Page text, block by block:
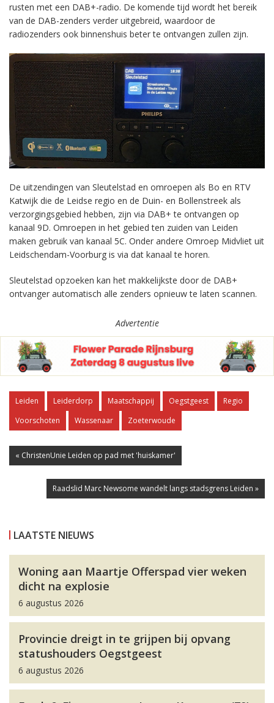
rusten met een DAB+-radio. De komende tijd wordt het bereik
van de DAB-zenders verder uitgebreid, waardoor de
radiozenders ook binnenshuis beter te ontvangen zullen zijn.
De uitzendingen van Sleutelstad en omroepen als Bo en RTV
Katwijk die de Leidse regio en de Duin- en Bollenstreek als
verzorgingsgebied hebben, zijn via DAB+ te ontvangen op
kanaal 9D. Omroepen in het gebied ten zuiden van Leiden
maken gebruik van kanaal 5C. Onder andere Omroep Midvliet uit
Leidschendam-Voorburg is via dat kanaal te horen.
Sleutelstad opzoeken kan het makkelijkste door de DAB+
ontvanger automatisch alle zenders opnieuw te laten scannen.
Advertentie
Leiden Leiderdorp Maatschappij Oegstgeest
Regio
Voorschoten
Wassenaar Zoeterwoude
« ChristenUnie Leiden op pad met 'huiskamer'
Raadslid Marc Newsome wandelt langs stadsgrens Leiden »
LAATSTE NIEUWS
Woning aan Maartje Offerspad vier weken
dicht na explosie
6 augustus 2026
Provincie dreigt in te grijpen bij opvang
statushouders Oegstgeest
6 augustus 2026